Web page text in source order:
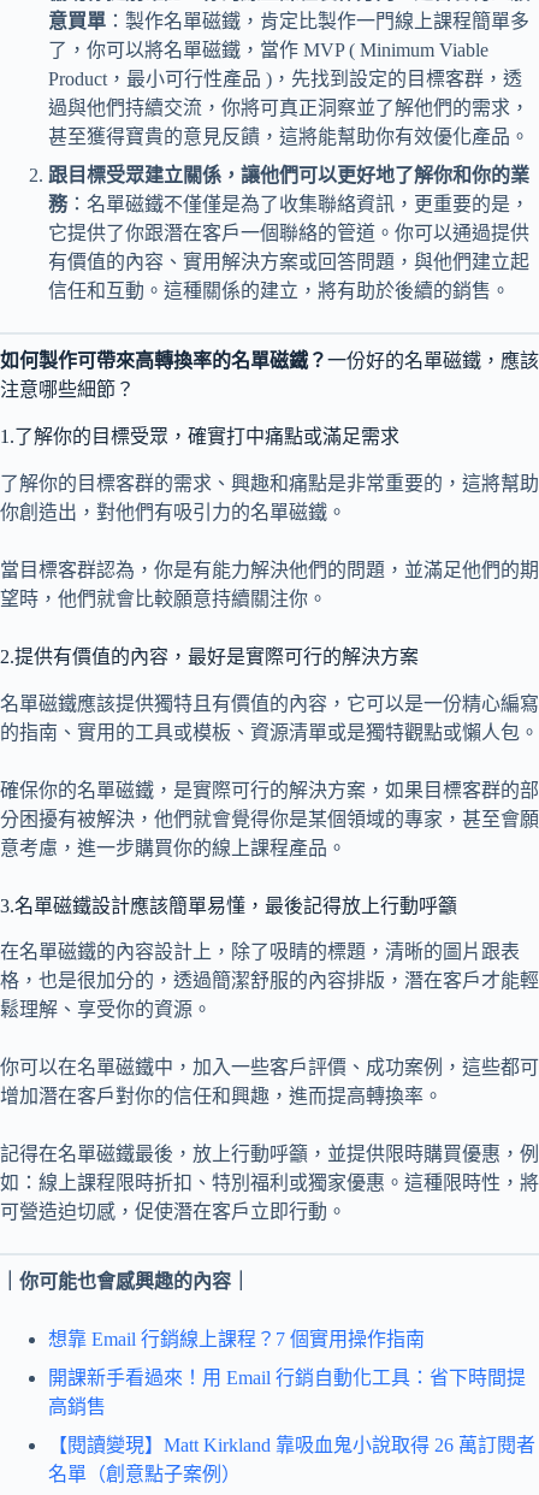
意買單 ：製作名單磁鐵，肯定比製作一門線上課程簡單多
了，你可以將名單磁鐵，當作 MVP ( Minimum Viable
Product，最小可行性產品 )，先找到設定的目標客群，透
過與他們持續交流，你將可真正洞察並了解他們的需求，
甚至獲得寶貴的意見反饋，這將能幫助你有效優化產品。
跟目標受眾建立關係，讓他們可以更好地了解你和你的業
務：名單磁鐵不僅僅是為了收集聯絡資訊，更重要的是，
它提供了你跟潛在客戶一個聯絡的管道。你可以通過提供
有價值的內容、實用解決方案或回答問題，與他們建立起
信任和互動。這種關係的建立，將有助於後續的銷售。
如何製作可帶來高轉換率的名單磁鐵？一份好的名單磁鐵，應該
注意哪些細節？
1.了解你的目標受眾，確實打中痛點或滿足需求
了解你的目標客群的需求、興趣和痛點是非常重要的，這將幫助
你創造出，對他們有吸引力的名單磁鐵。
當目標客群認為，你是有能力解決他們的問題，並滿足他們的期
望時，他們就會比較願意持續關注你。
2.提供有價值的內容，最好是實際可行的解決方案
名單磁鐵應該提供獨特且有價值的內容，它可以是一份精心編寫
的指南、實用的工具或模板、資源清單或是獨特觀點或懶人包。
確保你的名單磁鐵，是實際可行的解決方案，如果目標客群的部
分困擾有被解決，他們就會覺得你是某個領域的專家，甚至會願
意考慮，進一步購買你的線上課程產品。
3.名單磁鐵設計應該簡單易懂，最後記得放上行動呼籲
在名單磁鐵的內容設計上，除了吸睛的標題，清晰的圖片跟表
格，也是很加分的，透過簡潔舒服的內容排版，潛在客戶才能輕
鬆理解、享受你的資源。
你可以在名單磁鐵中，加入一些客戶評價、成功案例，這些都可
增加潛在客戶對你的信任和興趣，進而提高轉換率。
記得在名單磁鐵最後，放上行動呼籲，並提供限時購買優惠，例
如：線上課程限時折扣、特別福利或獨家優惠。這種限時性，將
可營造迫切感，促使潛在客戶立即行動。
｜你可能也會感興趣的內容｜
想靠 Email 行銷線上課程？7 個實用操作指南
開課新手看過來！用 Email 行銷自動化工具：省下時間提
高銷售
【閱讀變現】Matt Kirkland 靠吸血鬼小說取得 26 萬訂閱者
名單（創意點子案例）